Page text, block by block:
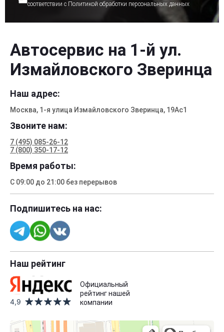
соответствии с Политикой обработки персональных данных
Автосервис на 1-й ул.
Измайловского Зверинца
Наш адрес:
Москва, 1-я улица Измайловского Зверинца, 19Ас1
Звоните нам:
7 (495) 085-26-12
7 (800) 350-17-12
Время работы:
С 09:00 до 21:00 без перерывов
Подпишитесь на нас:
Наш рейтинг
4,9
Официальный
рейтинг нашей
компании